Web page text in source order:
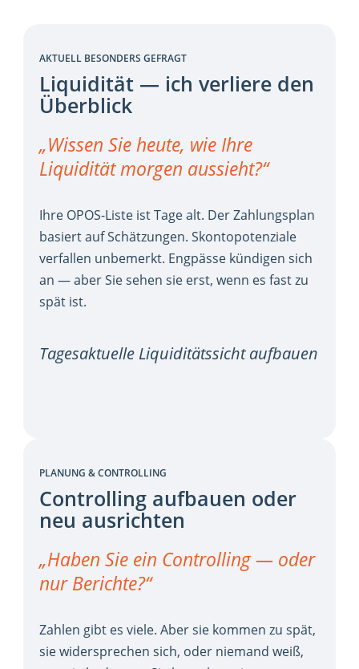
AKTUELL BESONDERS GEFRAGT
Liquidität — ich verliere den
Überblick
„Wissen Sie heute, wie Ihre
Liquidität morgen aussieht?“
Ihre OPOS-Liste ist Tage alt. Der Zahlungsplan
basiert auf Schätzungen. Skontopotenziale
verfallen unbemerkt. Engpässe kündigen sich
an — aber Sie sehen sie erst, wenn es fast zu
spät ist.
Tagesaktuelle Liquiditätssicht aufbauen
PLANUNG & CONTROLLING
Controlling aufbauen oder
neu ausrichten
„Haben Sie ein Controlling — oder
nur Berichte?“
Zahlen gibt es viele. Aber sie kommen zu spät,
sie widersprechen sich, oder niemand weiß,